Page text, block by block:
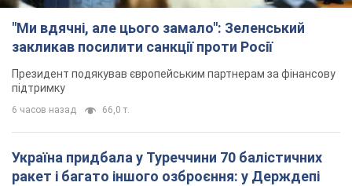
"Ми вдячні, але цього замало": Зеленський
закликав посилити санкції проти Росії
Президент подякував європейським партнерам за фінансову
підтримку
6 часов назад 66,0 т.
Україна придбала у Туреччини 70 балістичних
ракет і багато іншого озброєння: у Держдепі